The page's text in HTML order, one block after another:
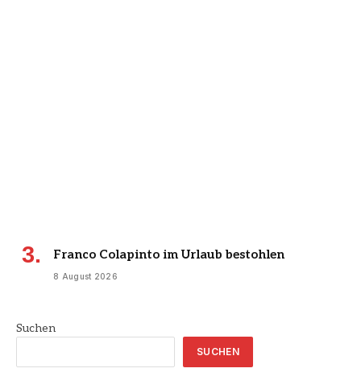
Franco Colapinto im Urlaub bestohlen
8 August 2026
Suchen
SUCHEN